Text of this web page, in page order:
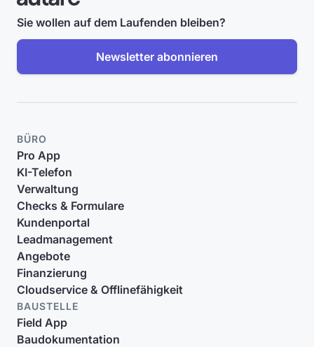
Sie wollen auf dem Laufenden bleiben?
Newsletter abonnieren
BÜRO
Pro App
KI-Telefon
Verwaltung
Checks & Formulare
Kundenportal
Leadmanagement
Angebote
Finanzierung
Cloudservice & Offlinefähigkeit
BAUSTELLE
Field App
Baudokumentation